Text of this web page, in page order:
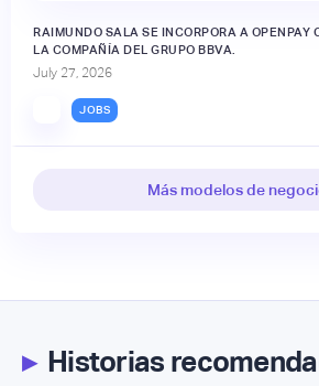
RAIMUNDO SALA SE INCORPORA A OPENPAY
LA COMPAÑÍA DEL GRUPO BBVA.
July 27, 2026
JOBS
Más modelos de
▸Historias